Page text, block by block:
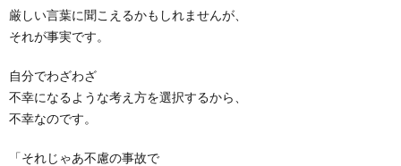
厳しい言葉に聞こえるかもしれませんが、
それが事実です。
自分でわざわざ
不幸になるような考え方を選択するから、
不幸なのです。
「それじゃあ不慮の事故で